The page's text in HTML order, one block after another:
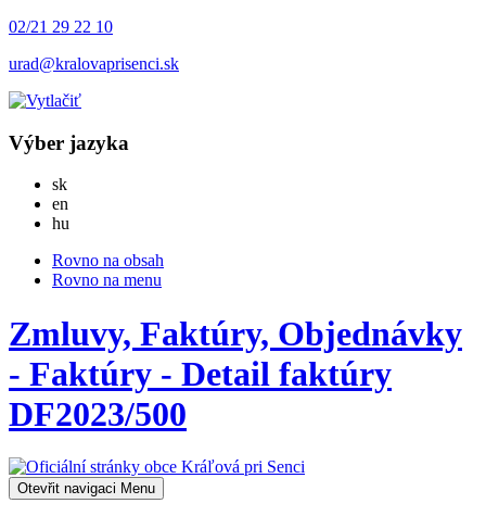
02/21 29 22 10
urad@kralovaprisenci.sk
Výber jazyka
skSlovensky
en
hu
Rovno na obsah
Rovno na menu
Zmluvy, Faktúry, Objednávky
- Faktúry - Detail faktúry
DF2023/500
Otevřit navigaci Menu